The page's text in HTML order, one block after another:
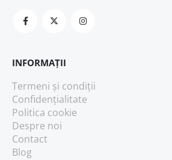
INFORMAȚII
Termeni și condiții
Confidențialitate
Politica cookie
Despre noi
Contact
Blog